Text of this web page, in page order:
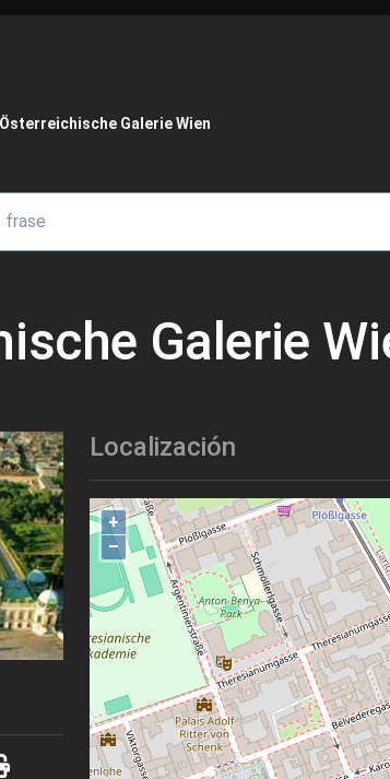
de ayuda a la
Österreichische Galerie Wien
Galerie
Localización
+
–